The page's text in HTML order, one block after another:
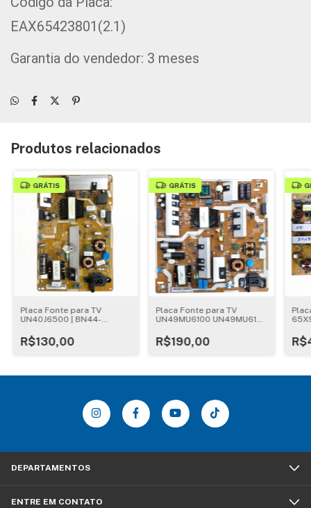
EAX65423801(2.1)
Garantia do vendedor: 3 meses
Produtos relacionados
GRÁTIS
Placa Fonte para TV
UN40J6500 | BN44-
R$130,00
GRÁTIS
Placa Fonte para TV
UN49MU6100 UN49MU6120
R$190,00
DEPARTAMENTOS
ENTRE EM CONTATO